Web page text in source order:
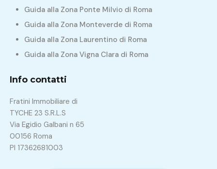
Guida alla Zona Ponte Milvio di Roma
Guida alla Zona Monteverde di Roma
Guida alla Zona Laurentino di Roma
Guida alla Zona Vigna Clara di Roma
Info contatti
Fratini Immobiliare di
TYCHE 23 S.R.L.S
Via Egidio Galbani n 65
00156 Roma
PI 17362681003